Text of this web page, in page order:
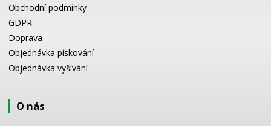
Obchodní podmínky
GDPR
Doprava
Objednávka pískování
Objednávka vyšívání
O nás